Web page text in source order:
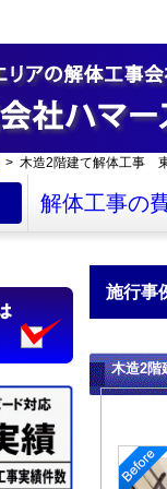
> 木造2階建て解体工事
解体工事の
施行事
木造2